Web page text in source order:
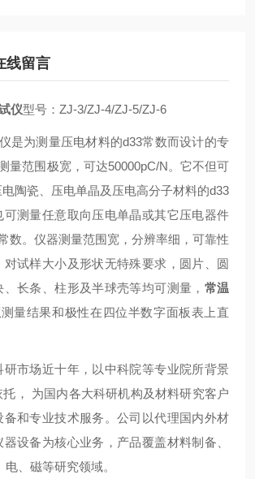
线留言
仪型号：ZJ-3/ZJ-4/ZJ-5/ZJ-6
是为测量压电材料的d33常数而设计的专
量范围极宽，可达50000pC/N。它不但可
陶瓷、压电单晶及压电高分子材料的d33
可测量任意取向压电单晶或其它压电器件
数。仪器测量范围宽，分辨率细，可靠性
对试样大小及形状无特殊要求，圆片、圆
长条、柱形及半球壳等均可测量， 常温
测量结果和极性在四位半数字面板表上直
研市场近十年，以中科院等专业院所背景
， 为国内各大科研机构及材料研究客户
备和专业技术服务。公司以代理国内外材
设备为核心业务，产品覆盖材料制备、
、磁等研究领域。